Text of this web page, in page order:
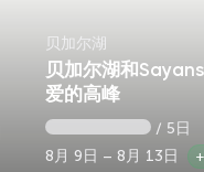
贝加尔湖
贝加尔湖和
爱的高峰
/ 5日
8月 9日 – 8月 13日